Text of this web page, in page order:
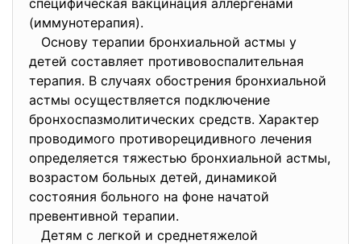
специфическая вакцинация аллергенами
(иммунотерапия).
Основу терапии бронхиальной астмы у
детей составляет противовоспалительная
терапия. В случаях обострения бронхиальной
астмы осуществляется подключение
бронхоспазмолитических средств. Характер
проводимого противорецидивного лечения
определяется тяжестью бронхиальной астмы,
возрастом больных детей, динамикой
состояния больного на фоне начатой
превентивной терапии.
Детям с легкой и среднетяжелой